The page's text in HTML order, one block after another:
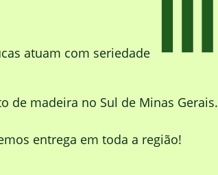
atuam com seriedade
de madeira no Sul de Minas Gerais.
entrega em toda a região!